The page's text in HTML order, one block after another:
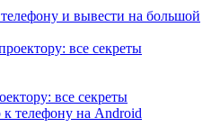
и вывести на большой
все секреты